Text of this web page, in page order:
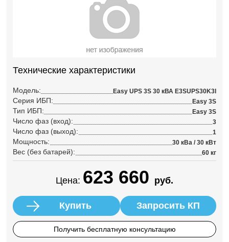
Технические характеристики
Модель: Easy UPS 3S 30 кВА E3SUPS30K3I
Серия ИБП: Easy 3S
Тип ИБП: Easy 3S
Число фаз (вход): 3
Число фаз (выход): 1
Мощность: 30 кВа / 30 кВт
Вес (без батарей): 60 кг
Цена: 623 660 руб.
Купить Запросить КП
Получить бесплатную консультацию